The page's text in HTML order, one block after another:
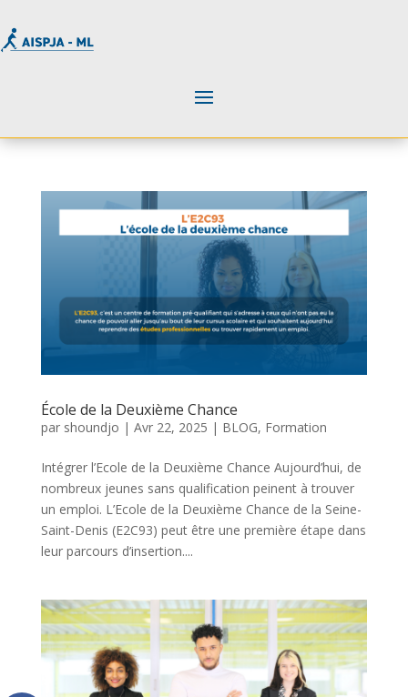
École de la Deuxième Chance
par shoundjo | Avr 22, 2025 | BLOG, Formation
Intégrer l’Ecole de la Deuxième Chance Aujourd’hui, de
nombreux jeunes sans qualification peinent à trouver
un emploi. L’Ecole de la Deuxième Chance de la Seine-
Saint-Denis (E2C93) peut être une première étape dans
leur parcours d’insertion....